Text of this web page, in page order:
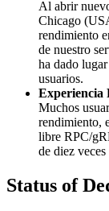
Al abrir
Chicago
rendimiento
de nuestro
ha dado
usuarios.
Experiencia
Muchos
rendimiento,
libre RPC/
de diez
Status of